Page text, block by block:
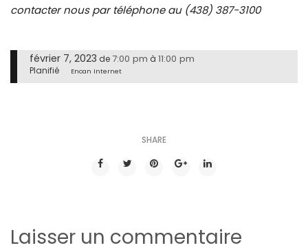
contacter nous par téléphone au (438) 387-3100
février 7, 2023 de7:00 pm à 11:00 pm
Planifié Encan Internet
SHARE
Laisser un commentaire